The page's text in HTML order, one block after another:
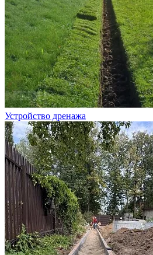
Устройство дренажа